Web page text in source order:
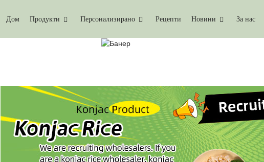
Дом Продукти Персонализирано Рецепти Новини За нас